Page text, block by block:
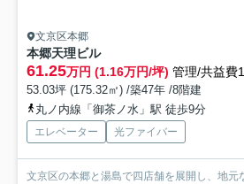
文京区本郷
本郷天理ビル
61.25万円 (1.16万円/坪) 管理/共益費
53.03坪 (175.32㎡) /築47年 /8階建
丸ノ内線「御茶ノ水」駅 徒歩9分
エレベーター 光ファイバー
文京区の本郷と湯島で四店舗を展開し、地元